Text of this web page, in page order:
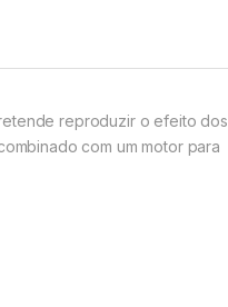
reproduzir o efeito dos
com um motor para